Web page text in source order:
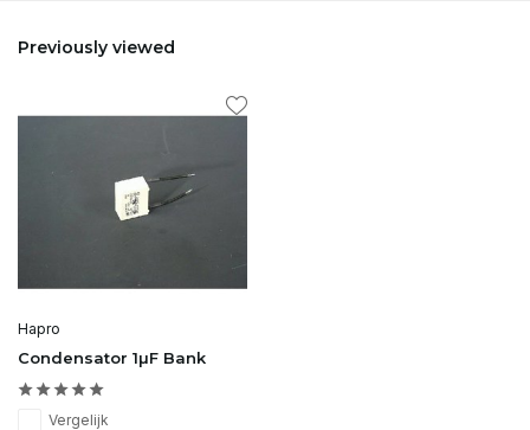
Previously viewed
Hapro
Condensator 1µF Bank
Vergelijk